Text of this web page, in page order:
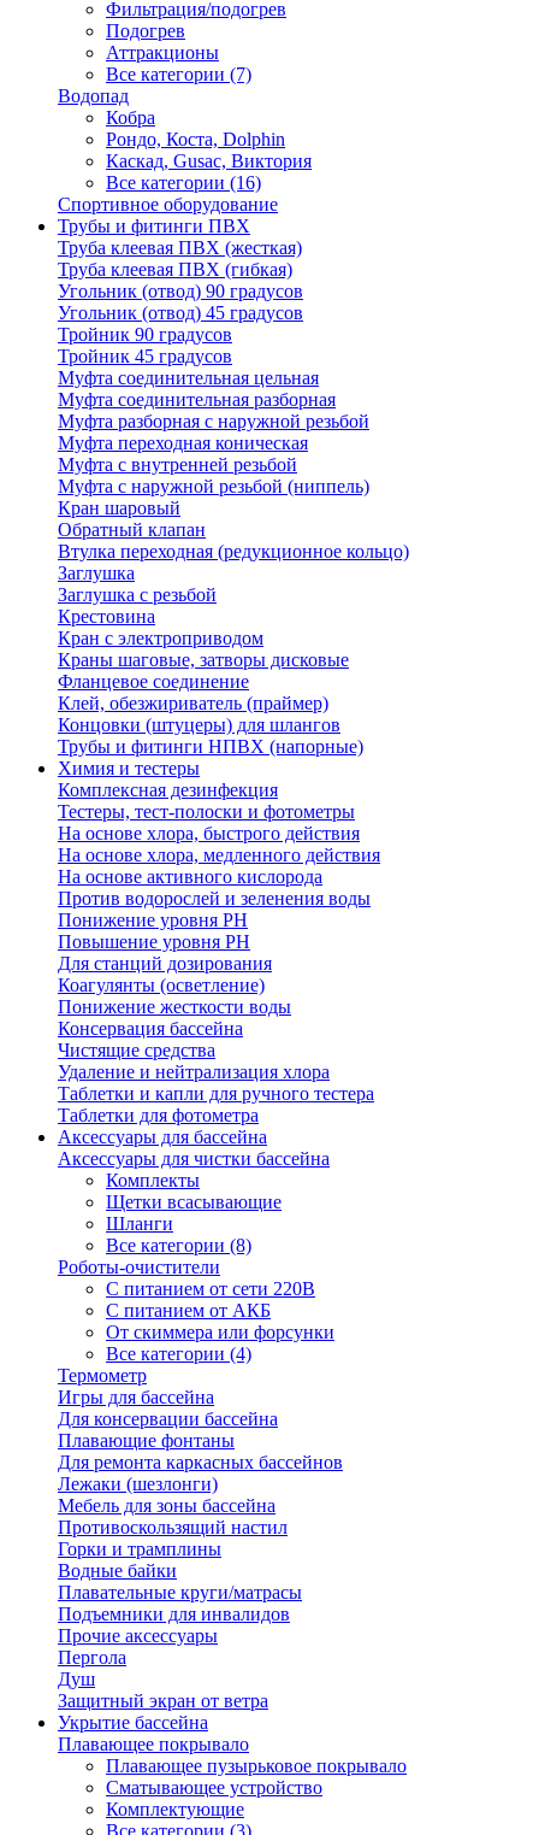
Фильтрация/подогрев
Подогрев
Аттракционы
Все категории (7)
Водопад
Кобра
Рондо, Коста, Dolphin
Каскад, Gusac, Виктория
Все категории (16)
Спортивное оборудование
Трубы и фитинги ПВХ
Труба клеевая ПВХ (жесткая)
Труба клеевая ПВХ (гибкая)
Угольник (отвод) 90 градусов
Угольник (отвод) 45 градусов
Тройник 90 градусов
Тройник 45 градусов
Муфта соединительная цельная
Муфта соединительная разборная
Муфта разборная с наружной резьбой
Муфта переходная коническая
Муфта с внутренней резьбой
Муфта с наружной резьбой (ниппель)
Кран шаровый
Обратный клапан
Втулка переходная (редукционное кольцо)
Заглушка
Заглушка с резьбой
Крестовина
Кран с электроприводом
Краны шаговые, затворы дисковые
Фланцевое соединение
Клей, обезжириватель (праймер)
Концовки (штуцеры) для шлангов
Трубы и фитинги НПВХ (напорные)
Химия и тестеры
Комплексная дезинфекция
Тестеры, тест-полоски и фотометры
На основе хлора, быстрого действия
На основе хлора, медленного действия
На основе активного кислорода
Против водорослей и зеленения воды
Понижение уровня РН
Повышение уровня РН
Для станций дозирования
Коагулянты (осветление)
Понижение жесткости воды
Консервация бассейна
Чистящие средства
Удаление и нейтрализация хлора
Таблетки и капли для ручного тестера
Таблетки для фотометра
Аксессуары для бассейна
Аксессуары для чистки бассейна
Комплекты
Щетки всасывающие
Шланги
Все категории (8)
Роботы-очистители
С питанием от сети 220В
С питанием от АКБ
От скиммера или форсунки
Все категории (4)
Термометр
Игры для бассейна
Для консервации бассейна
Плавающие фонтаны
Для ремонта каркасных бассейнов
Лежаки (шезлонги)
Мебель для зоны бассейна
Противоскользящий настил
Горки и трамплины
Водные байки
Плавательные круги/матрасы
Подъемники для инвалидов
Прочие аксессуары
Пергола
Душ
Защитный экран от ветра
Укрытие бассейна
Плавающее покрывало
Плавающее пузырьковое покрывало
Сматывающее устройство
Комплектующие
Все категории (3)